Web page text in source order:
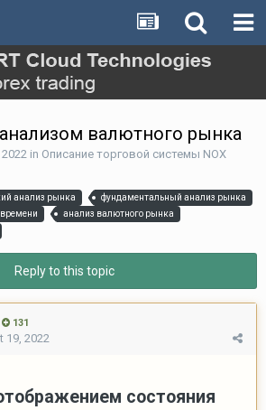
валютного рынка
in Описание торговой системы NOX
анализ рынка
фундаментальный анализ рынка
анализ валютного рынка
Reply to this topic
131
19, 2022
состояния